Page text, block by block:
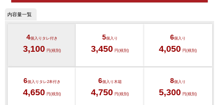
イイジマとは
常陸牛とは？
ショップ一覧
マイページ
4個入り タレ付き
3,100 円(税別)
5個入り
3,450 円(税別)
6個入り
4,050 円(税別)
6個入り タレ2本付き
4,650 円(税別)
6個入り 木箱
4,750 円(税別)
8個入り
5,300 円(税別)